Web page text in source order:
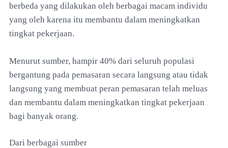
berbeda yang dilakukan oleh berbagai macam individu
yang oleh karena itu membantu dalam meningkatkan
tingkat pekerjaan.
Menurut sumber, hampir 40% dari seluruh populasi
bergantung pada pemasaran secara langsung atau tidak
langsung yang membuat peran pemasaran telah meluas
dan membantu dalam meningkatkan tingkat pekerjaan
bagi banyak orang.
Dari berbagai sumber